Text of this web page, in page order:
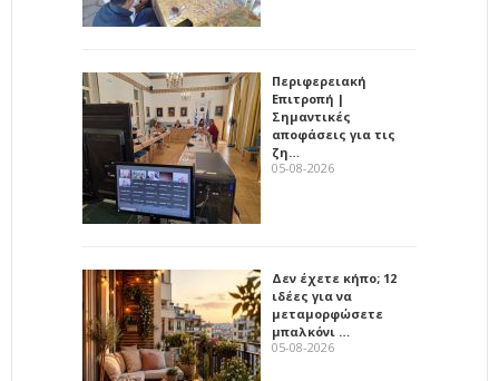
Περιφερειακή
Επιτροπή |
Σημαντικές
αποφάσεις για τις
ζη…
05-08-2026
Δεν έχετε κήπο; 12
ιδέες για να
μεταμορφώσετε
μπαλκόνι …
05-08-2026